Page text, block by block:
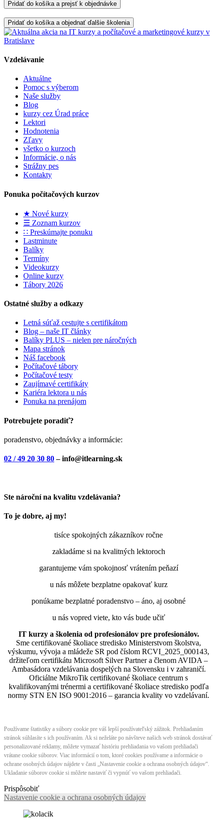
Pridať do košíka a prejsť k objednávke
Pridať do košíka a objednať ďalšie školenia
Vzdelávanie
Aktuálne
Pomoc s výberom
Naše služby
Blog
kurzy cez Úrad práce
Lektori
Hodnotenia
Zľavy
všetko o kurzoch
Informácie, o nás
Strážny pes
Kontakty
Ponuka počítačových kurzov
★ Nové kurzy
☰ Zoznam kurzov
∷ Preskúmajte ponuku
Lastminute
Balíky
Termíny
Videokurzy
Online kurzy
Tábory 2026
Ostatné služby a odkazy
Letná súťaž cestujte s certifikátom
Blog – naše IT články
Balíky PLUS – nielen pre náročných
Mapa stránok
Náš facebook
Počítačové tábory
Počítačové testy
Zaujímavé certifikáty
Kariéra lektora u nás
Ponuka na prenájom
Potrebujete poradiť?
poradenstvo, objednávky a informácie:
02 / 49 20 30 80– info@itlearning.sk
Ste nároční na kvalitu vzdelávania?
To je dobre, aj my!
tisíce spokojných zákazníkov ročne
zakladáme si na kvalitných lektoroch
garantujeme vám spokojnosť vrátením peňazí
u nás môžete bezplatne opakovať kurz
ponúkame bezplatné poradenstvo – áno, aj osobné
u nás vopred viete, kto vás bude učiť
IT kurzy a školenia od profesionálov pre profesionálov.
Sme certifikované školiace stredisko Ministerstvom školstva,
výskumu, vývoja a mládeže SR pod číslom RCVI_2025_000143,
držiteľom certifikátu Microsoft Silver Partner a členom AVIDA –
Ambasádora vzdelávania dospelých na Slovensku i v zahraničí.​​​​​​​​​​​​​​​​
Oficiálne MikroTik certifikované školiace centrum s
kvalifikovanými trénermi ​​​​​​​​​​a certifikované školiace stredisko podľa
normy STN EN ISO 9001:2016 – garancia kvality vo vzdelávaní.
Používame štatistiky a súbory cookie pre váš lepší používateľský zážitok. Prehliadaním
stránok súhlasíte s ich používaním. Ak si neželáte po návšteve našich web stránok dostávať
personalizované reklamy, môžete vymazať históriu prehliadania vo vašom prehliadači
vrátane cookie súborov. Viac informácií o tom, ktoré cookies používame a informácie o
ochrane osobných údajov nájdete v časti „Nastavenie cookie a ochrana osobných údajov“.
Ukladanie súborov cookie si môžete nastaviť či vypnúť vo vašom prehliadači.
Prispôsobiť
Nastavenie cookie a ochrana osobných údajov